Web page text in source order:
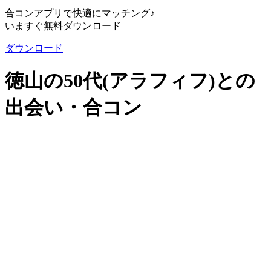
合コンアプリで快適にマッチング♪
いますぐ無料ダウンロード
ダウンロード
徳山の50代(アラフィフ)との
出会い・合コン